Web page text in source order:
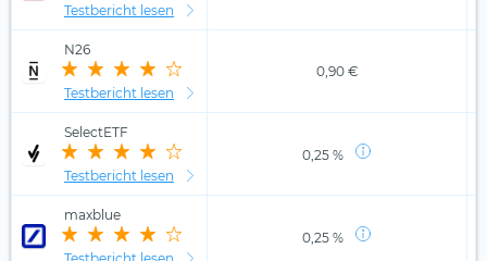
Testbericht lesen
N26
Testbericht lesen
0,90 €
SelectETF
Testbericht lesen
0,25 %
maxblue
0,25 %